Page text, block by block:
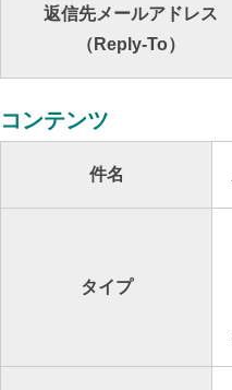
返信先メールアドレス
（Reply-To）
コンテンツ
件名
タイプ